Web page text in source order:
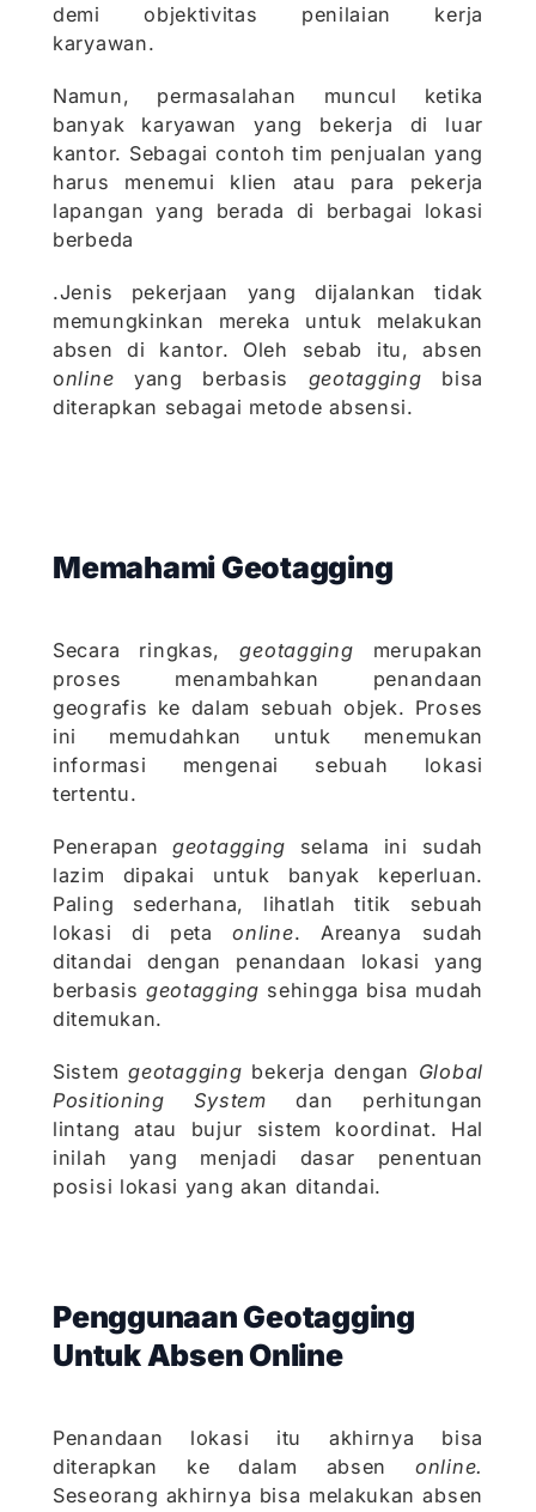
demi objektivitas penilaian kerja
karyawan.
Namun, permasalahan muncul ketika
banyak karyawan yang bekerja di luar
kantor. Sebagai contoh tim penjualan yang
harus menemui klien atau para pekerja
lapangan yang berada di berbagai lokasi
berbeda
.Jenis pekerjaan yang dijalankan tidak
memungkinkan mereka untuk melakukan
absen di kantor. Oleh sebab itu, absen
online yang berbasis geotagging bisa
diterapkan sebagai metode absensi.
Memahami Geotagging
Secara ringkas,geotagging merupakan
proses menambahkan penandaan
geografis ke dalam sebuah objek. Proses
ini memudahkan untuk menemukan
informasi mengenai sebuah lokasi
tertentu.
Penerapangeotagging selama ini sudah
lazim dipakai untuk banyak keperluan.
Paling sederhana, lihatlah titik sebuah
lokasi di petaonline. Areanya sudah
ditandai dengan penandaan lokasi yang
berbasis geotagging sehingga bisa mudah
ditemukan.
Sistemgeotagging bekerja dengan Global
Positioning System dan perhitungan
lintang atau bujur sistem koordinat. Hal
inilah yang menjadi dasar penentuan
posisi lokasi yang akan ditandai.
Penggunaan Geotagging
Untuk Absen Online
Penandaan lokasi itu akhirnya bisa
diterapkan ke dalam absenonline.
Seseorang akhirnya bisa melakukan absen